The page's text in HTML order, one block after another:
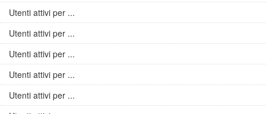
Utenti attivi per ...
Utenti attivi per ...
Utenti attivi per ...
Utenti attivi per ...
Utenti attivi per ...